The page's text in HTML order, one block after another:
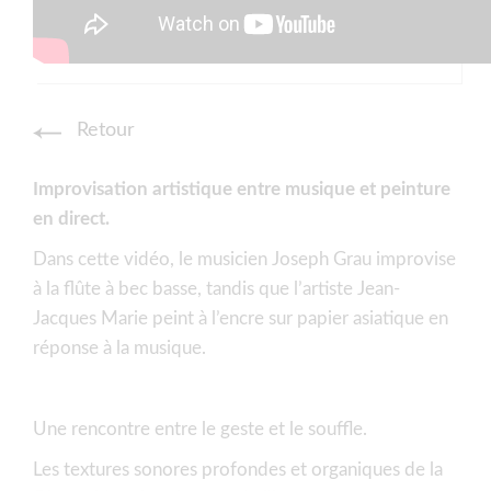
Retour
Improvisation artistique entre musique et peinture
en direct.
Dans cette vidéo, le musicien Joseph Grau improvise
à la flûte à bec basse, tandis que l’artiste Jean-
Jacques Marie peint à l’encre sur papier asiatique en
réponse à la musique.
Une rencontre entre le geste et le souffle.
Les textures sonores profondes et organiques de la